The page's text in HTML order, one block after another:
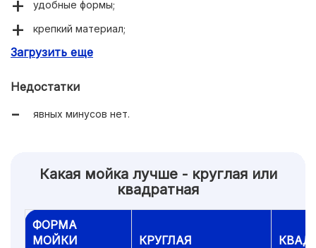
удобные формы;
крепкий материал;
оптимальная комплектация.
Загрузить еще
Недостатки
явных минусов нет.
Какая мойка лучше - круглая или
квадратная
ФОРМА
МОЙКИ
КРУГЛАЯ